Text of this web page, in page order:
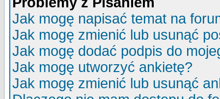
Jak mogę napisać temat na
Jak mogę zmienić lub usunąć
Jak mogę dodać podpis do
Jak mogę utworzyć ankietę?
Jak mogę zmienić lub usunąć